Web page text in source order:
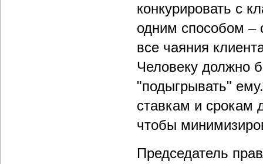
конкурировать с
одним способом –
все чаяния
Человеку должно
"подыгрывать"
ставкам и срокам
чтобы
Председатель